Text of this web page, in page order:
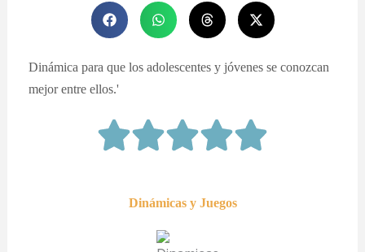
Dinámica para que los adolescentes y jóvenes se conozcan
mejor entre ellos.'
Dinámicas y Juegos